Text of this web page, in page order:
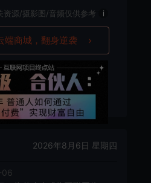
资源/摄影图/音频仅供参考 i
端商城，翻身逆袭
2026年8月6日 星期四